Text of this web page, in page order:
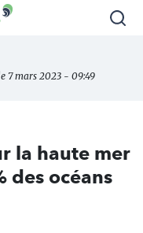
7 mars 2023 - 09:49
la haute mer
des océans